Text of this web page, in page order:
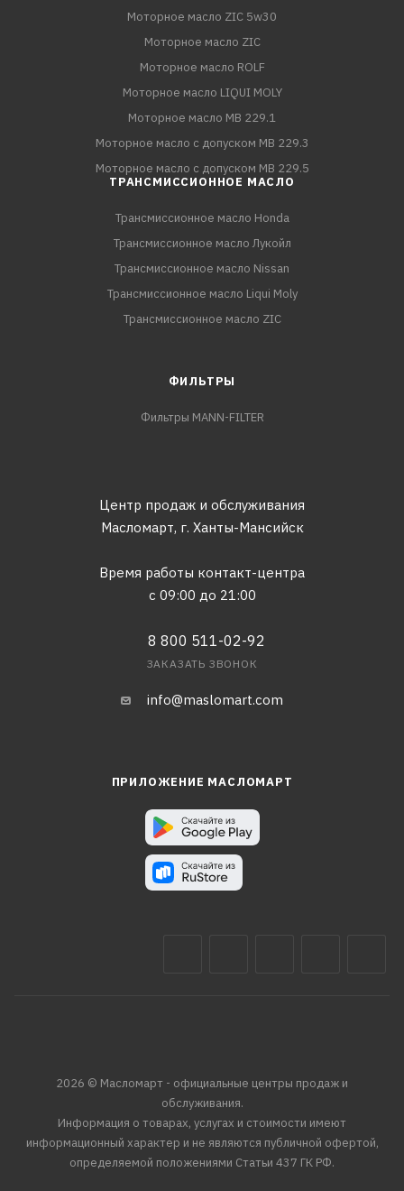
Моторное масло ZIC 5w30
Моторное масло ZIC
Моторное масло ROLF
Моторное масло LIQUI MOLY
Моторное масло MB 229.1
Моторное масло с допуском MB 229.3
Моторное масло с допуском MB 229.5
ТРАНСМИССИОННОЕ МАСЛО
Трансмиссионное масло Honda
Трансмиссионное масло Лукойл
Трансмиссионное масло Nissan
Трансмиссионное масло Liqui Moly
Трансмиссионное масло ZIC
ФИЛЬТРЫ
Фильтры MANN-FILTER
Центр продаж и обслуживания
Масломарт, г. Ханты-Мансийск
Время работы контакт-центра
с 09:00 до 21:00
8 800 511-02-92
ЗАКАЗАТЬ ЗВОНОК
info@maslomart.com
ПРИЛОЖЕНИЕ МАСЛОМАРТ
2026 © Масломарт - официальные центры продаж и
обслуживания.
Информация о товарах, услугах и стоимости имеют
информационный характер и не являются публичной офертой,
определяемой положениями Статьи 437 ГК РФ.